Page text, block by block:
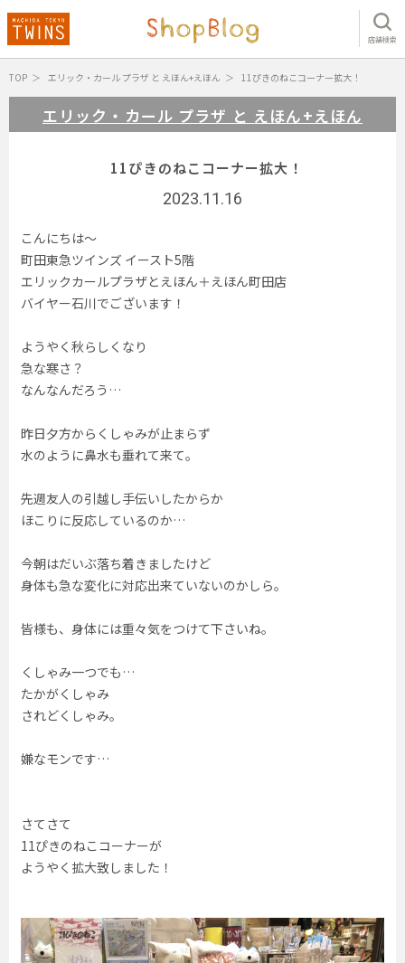
店舗検索
TOP エリック・カール プラザ と えほん+えほん 11ぴきのねこコーナー拡大！
エリック・カール プラザ と えほん+えほん
11ぴきのねこコーナー拡大！
2023.11.16
こんにちは〜
町田東急ツインズ イースト5階
エリックカールプラザとえほん＋えほん町田店
バイヤー石川でございます！
ようやく秋らしくなり
急な寒さ？
なんなんだろう…
昨日夕方からくしゃみが止まらず
水のように鼻水も垂れて来て。
先週友人の引越し手伝いしたからか
ほこりに反応しているのか…
今朝はだいぶ落ち着きましたけど
身体も急な変化に対応出来ていないのかしら。
皆様も、身体には重々気をつけて下さいね。
くしゃみ一つでも…
たかがくしゃみ
されどくしゃみ。
嫌なモンです…
さてさて
11ぴきのねこコーナーが
ようやく拡大致しました！